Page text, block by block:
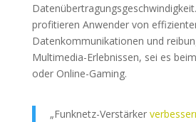
profitieren Anwender von
Datenkommunikationen und
Multimedia-Erlebnissen, sei es
oder Online-Gaming.
„Funknetz-Verstärker